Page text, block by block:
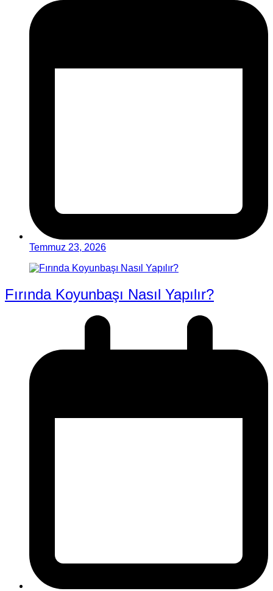
Temmuz 23, 2026
Fırında Koyunbaşı Nasıl Yapılır?